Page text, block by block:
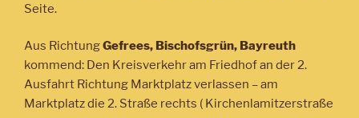
Seite.
Aus RichtungGefrees, Bischofsgrün, Bayreuth
kommend: Den Kreisverkehr am Friedhof an der 2.
Ausfahrt Richtung Marktplatz verlassen – am
Marktplatz die 2. Straße rechts ( Kirchenlamitzerstraße